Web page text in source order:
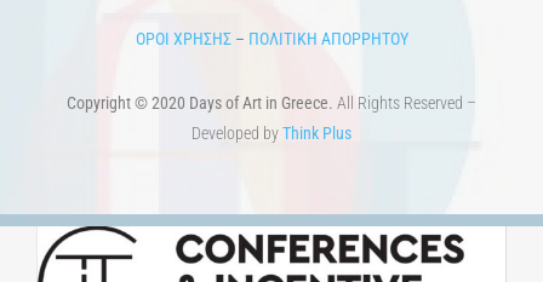
ΟΡΟΙ ΧΡΗΣΗΣ– ΠΟΛΙΤΙΚΗ ΑΠΟΡΡΗΤΟΥ
Copyright © 2020 Days of Art in Greece. All Rights Reserved –
Developed byThink Plus